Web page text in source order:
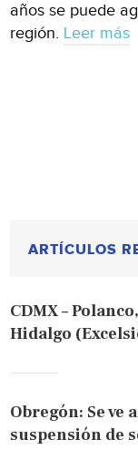
años se puede
región. Leer más
ARTÍCULOS
CDMX –
Hidalgo
Obregón: Se ve
suspensión de